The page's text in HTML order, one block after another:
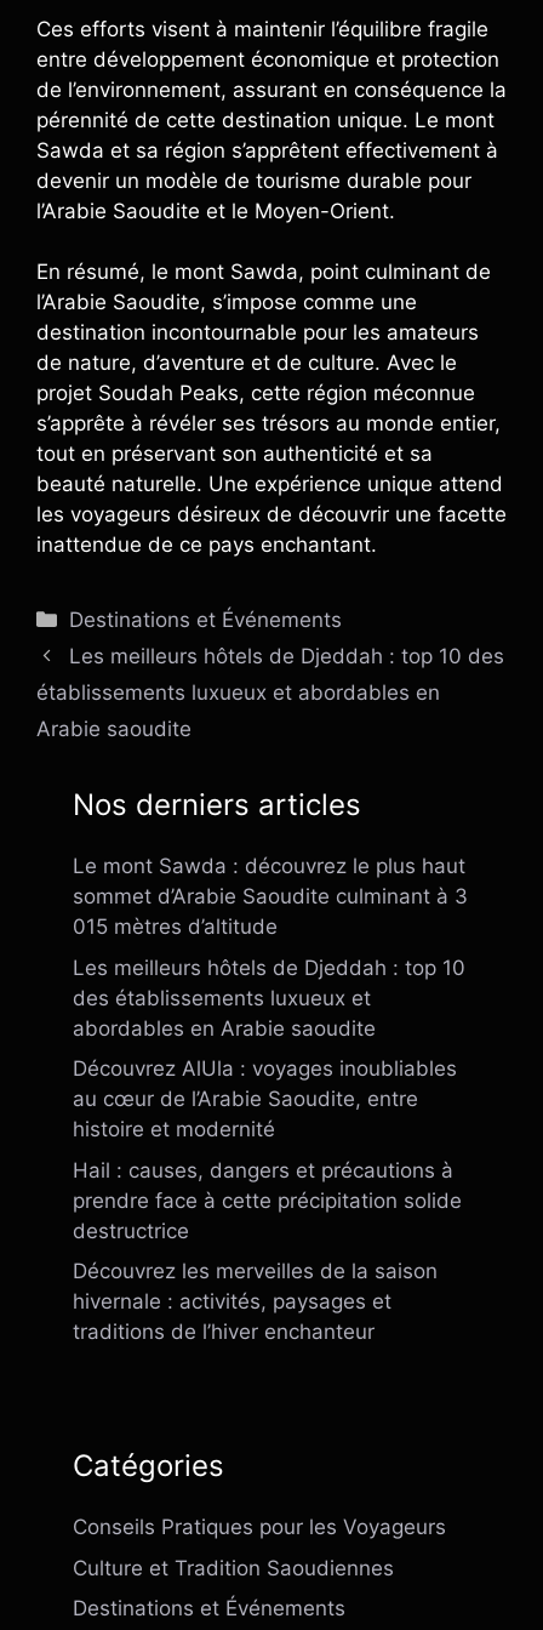
Ces efforts visent à maintenir l’équilibre fragile
entre développement économique et protection
de l’environnement, assurant en conséquence la
pérennité de cette destination unique. Le mont
Sawda et sa région s’apprêtent effectivement à
devenir un modèle de tourisme durable pour
l’Arabie Saoudite et le Moyen-Orient.
En résumé, le mont Sawda, point culminant de
l’Arabie Saoudite, s’impose comme une
destination incontournable pour les amateurs
de nature, d’aventure et de culture. Avec le
projet Soudah Peaks, cette région méconnue
s’apprête à révéler ses trésors au monde entier,
tout en préservant son authenticité et sa
beauté naturelle. Une expérience unique attend
les voyageurs désireux de découvrir une facette
inattendue de ce pays enchantant.
Catégories
Destinations et Événements
Les meilleurs hôtels de Djeddah : top 10 des
établissements luxueux et abordables en
Arabie saoudite
Nos derniers articles
Le mont Sawda : découvrez le plus haut
sommet d’Arabie Saoudite culminant à 3
015 mètres d’altitude
Les meilleurs hôtels de Djeddah : top 10
des établissements luxueux et
abordables en Arabie saoudite
Découvrez AlUla : voyages inoubliables
au cœur de l’Arabie Saoudite, entre
histoire et modernité
Hail : causes, dangers et précautions à
prendre face à cette précipitation solide
destructrice
Découvrez les merveilles de la saison
hivernale : activités, paysages et
traditions de l’hiver enchanteur
Catégories
Conseils Pratiques pour les Voyageurs
Culture et Tradition Saoudiennes
Destinations et Événements